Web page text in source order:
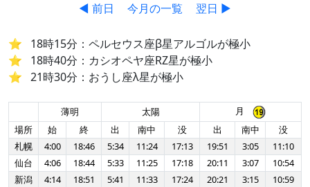
◀ 前日 今月の一覧 翌日 ▶
18時15分：ペルセウス座β星アルゴルが極小
18時40分：カシオペヤ座RZ星が極小
21時30分：おうし座λ星が極小
薄明 太陽
月
場所
始 終 出 南中 没 出 南中
没
札幌
4:00 18:46 5:34 11:24 17:13 19:51 3:05
11:10
仙台
4:06 18:44 5:33 11:25 17:18 20:11 3:07
10:54
新潟
4:14 18:51 5:41 11:33 17:24 20:21 3:15
10:59